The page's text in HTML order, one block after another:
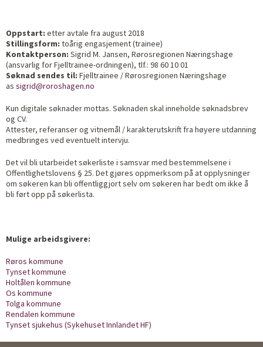
Oppstart: etter avtale fra august 2018
Stillingsform: toårig engasjement (trainee)
Kontaktperson: Sigrid M. Jansen, Rørosregionen Næringshage
(ansvarlig for Fjelltrainee-ordningen), tlf.: 98 60 10 01
Søknad sendes til: Fjelltrainee / Rørosregionen Næringshage
as sigrid@roroshagen.no
Kun digitale søknader mottas. Søknaden skal inneholde søknadsbrev
og CV.
Attester, referanser og vitnemål / karakterutskrift fra høyere utdanning
medbringes ved eventuelt intervju.
Det vil bli utarbeidet søkerliste i samsvar med bestemmelsene i
Offentlighetslovens § 25. Det gjøres oppmerksom på at opplysninger
om søkeren kan bli offentliggjort selv om søkeren har bedt om ikke å
bli ført opp på søkerlista.
Mulige arbeidsgivere:
Røros kommune
Tynset kommune
Holtålen kommune
Os kommune
Tolga kommune
Rendalen kommune
Tynset sjukehus (Sykehuset Innlandet HF)